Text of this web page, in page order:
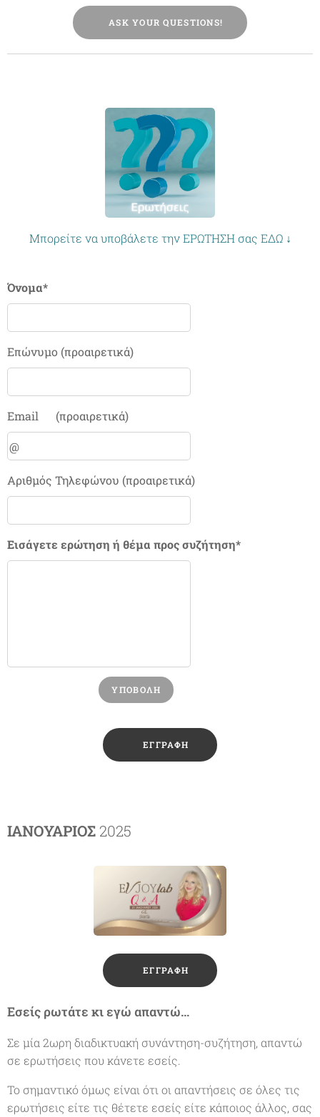
❔ASK YOUR QUESTIONS!
Μπορείτε να υποβάλετε την ΕΡΩΤΗΣΗ σας ΕΔΩ ↓
Όνομα*
Επώνυμο (προαιρετικά)
Email (προαιρετικά)
Αριθμός Τηλεφώνου (προαιρετικά)
Εισάγετε ερώτηση ή θέμα προς συζήτηση*
ΥΠΟΒΟΛΉ
🔺ΕΓΓΡΑΦΗ
IANOYAΡΙΟΣ 2025
🔺ΕΓΓΡΑΦΗ
Εσείς ρωτάτε κι εγώ απαντώ…
Σε μία 2ωρη διαδικτυακή συνάντηση-συζήτηση, απαντώ
σε ερωτήσεις που κάνετε εσείς.
Το σημαντικό όμως είναι ότι οι απαντήσεις σε όλες τις
ερωτήσεις είτε τις θέτετε εσείς είτε κάποιος άλλος, σας